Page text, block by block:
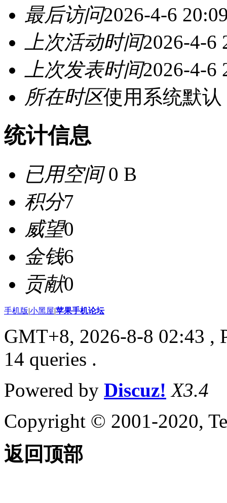
最后访问2026-4-6
上次活动时间2026-4-6
上次发表时间2026-4-6
所在时区使用系统默认
统计信息
已用空间0 B
积分7
威望0
金钱6
贡献0
手机版|小黑屋|苹果手机论坛
GMT+8, 2026-8-8 02:43 ,
14 queries .
Powered by Discuz! X3.4
Copyright © 2001-2020,
返回顶部